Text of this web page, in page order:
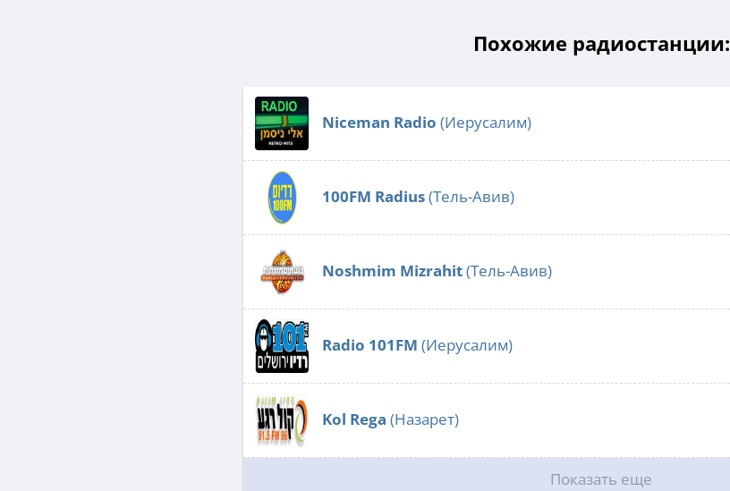
Похожие радиостанции:
Niceman Radio (Иерусалим)
100FM Radius(Тель-Авив)
Noshmim Mizrahit(Тель-Авив)
Radio 101FM (Иерусалим)
Kol Rega (Назарет)
Показать еще